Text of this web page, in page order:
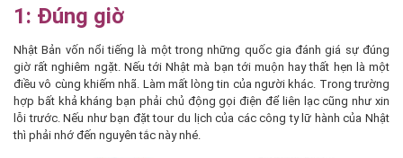
1: Đúng giờ
Nhật Bản vốn nổi tiếng là một trong những quốc gia đánh giá sự đúng
giờ rất nghiêm ngặt. Nếu tới Nhật mà bạn tới muộn hay thất hẹn là một
điều vô cùng khiếm nhã. Làm mất lòng tin của người khác. Trong trường
hợp bất khả kháng bạn phải chủ động gọi điện để liên lạc cũng như xin
lỗi trước. Nếu như bạn đặt tour du lịch của các công ty lữ hành của Nhật
thì phải nhớ đến nguyên tắc này nhé.